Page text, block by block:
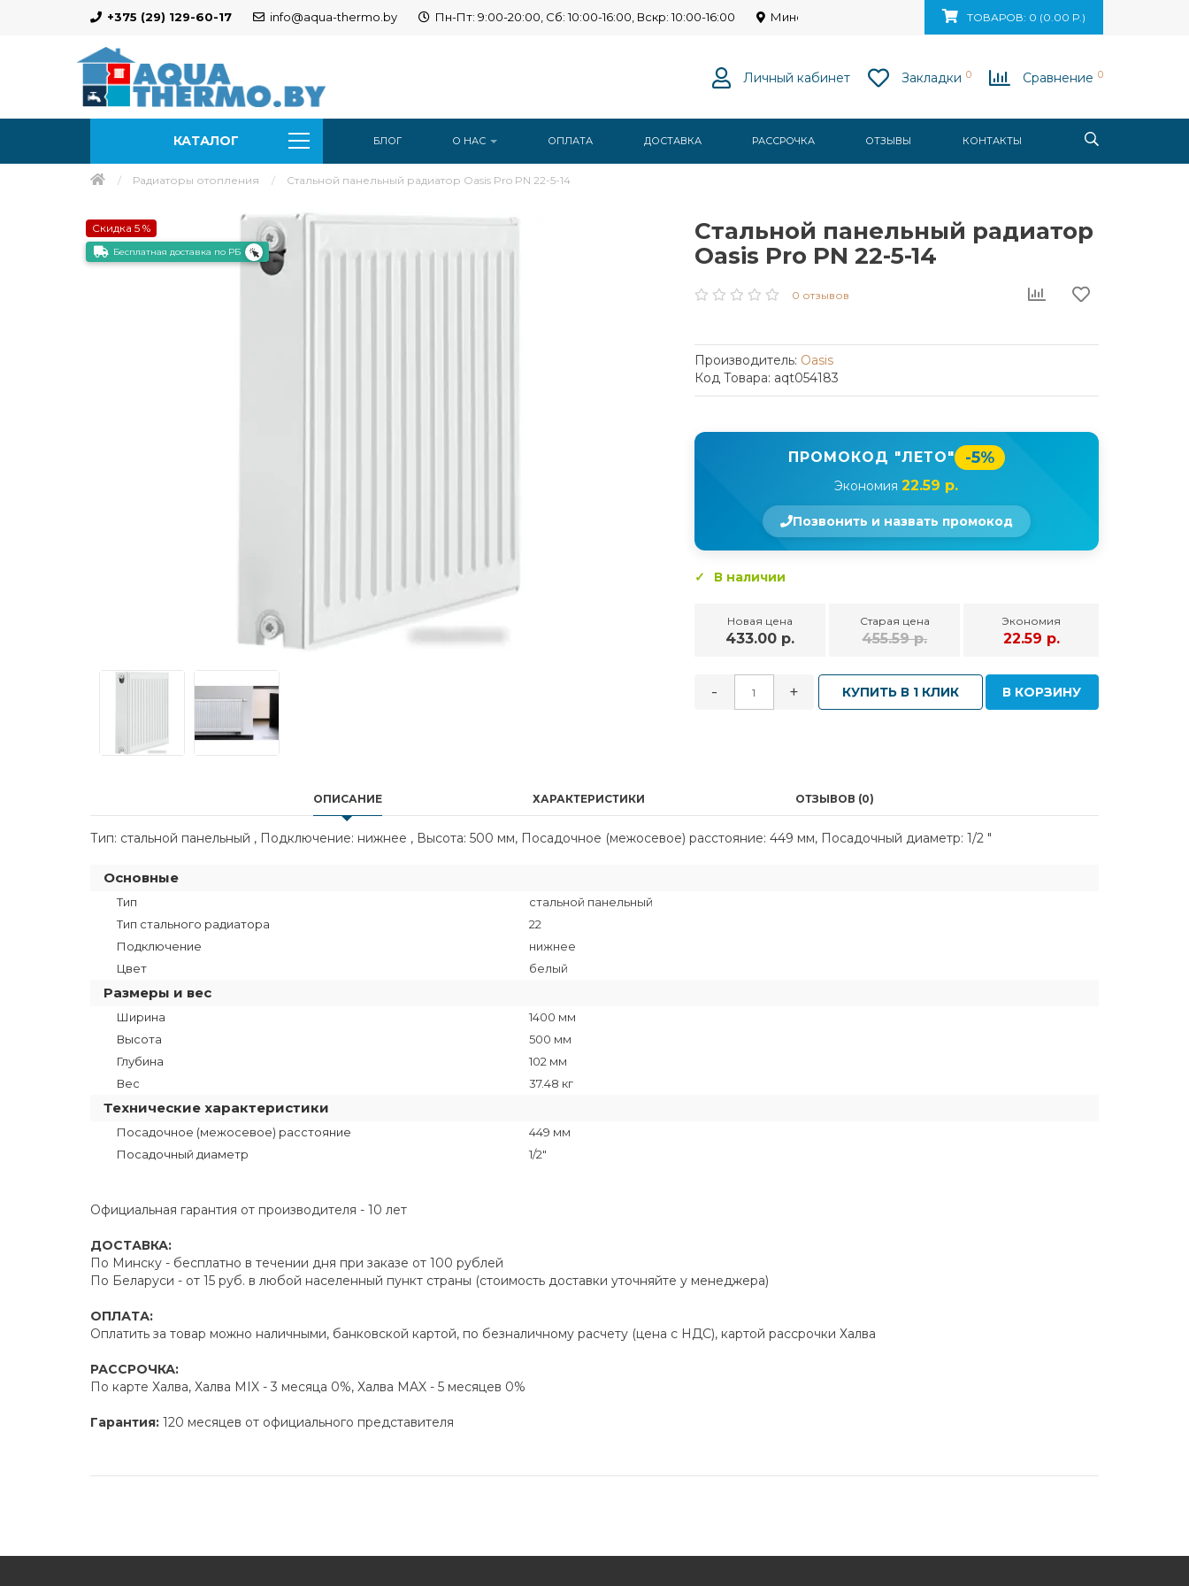
+375 (29) 129-60-17 info@aqua-thermo.by Пн-Пт: 9:00-20:00, Сб: 10:00-16:00, Вскр: 10:00-16:00 Минск, ул. Ваупшасова, д. 10, пом. 131ТОВАРОВ: 0 (0.00 Р.)
Личный кабинет Закладки 0 Сравнение 0
КАТАЛОГ БЛОГ О НАС ОПЛАТА ДОСТАВКА РАССРОЧКА ОТЗЫВЫ КОНТАКТЫ
Радиаторы отопления Стальной панельный радиатор Oasis Pro PN 22-5-14
Скидка 5 %
Бесплатная доставка по РБ
Стальной панельный радиатор
Oasis Pro PN 22-5-14
0 отзывов
Производитель: Oasis
Код Товара: aqt054183
ПРОМОКОД "ЛЕТО" -5%
Экономия22.59 р.
Позвонить и назвать промокод
В наличии
Новая цена
433.00 р.
Старая цена
455.59 р.
Экономия
22.59 р.
- + КУПИТЬ В 1 КЛИК В КОРЗИНУ
ОПИСАНИЕ ХАРАКТЕРИСТИКИ ОТЗЫВОВ (0)
Тип: стальной панельный , Подключение: нижнее , Высота: 500 мм, Посадочное (межосевое) расстояние: 449 мм, Посадочный диаметр: 1/2 "
Основные
Тип
стальной панельный
Тип стального радиатора
22
Подключение
нижнее
Цвет
белый
Размеры и вес
Ширина
1400 мм
Высота
500 мм
Глубина
102 мм
Вес
37.48 кг
Технические характеристики
Посадочное (межосевое) расстояние
449 мм
Посадочный диаметр
1/2"
Официальная гарантия от производителя - 10 лет
ДОСТАВКА:
По Минску - бесплатно в течении дня при заказе от 100 рублей
По Беларуси - от 15 руб. в любой населенный пункт страны (стоимость доставки уточняйте у менеджера)
ОПЛАТА:
Оплатить за товар можно наличными, банковской картой, по безналичному расчету (цена с НДС), картой рассрочки Халва
РАССРОЧКА:
По карте Халва, Халва MIX - 3 месяца 0%, Халва MAX - 5 месяцев 0%
Гарантия: 120 месяцев от официального представителя